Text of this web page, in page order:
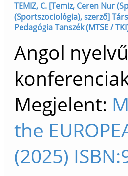
TEMIZ, C. [Temiz, Ceren Nur
(Sportszociológia), szerző]
Pedagógia Tanszék (MTSE /
Angol
Megjelent:
the
(2025)